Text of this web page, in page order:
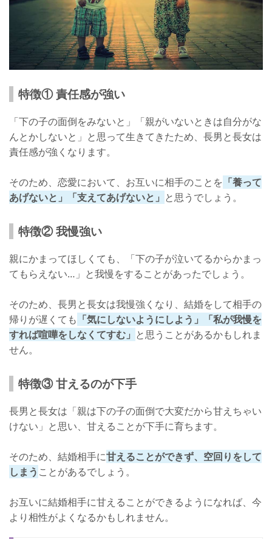
特徴① 責任感が強い
「下の子の面倒をみないと」「親がいないときは自分がな
んとかしないと」と思って生きてきたため、長男と長女は
責任感が強くなります。
そのため、恋愛において、お互いに相手のことを 「養って
あげないと」「支えてあげないと」 と思うでしょう。
特徴② 我慢強い
親にかまってほしくても、「下の子が泣いてるからかまっ
てもらえない…」と我慢をすることがあったでしょう。
そのため、長男と長女は我慢強くなり、結婚をして相手の
帰りが遅くても 「気にしないようにしよう」「私が我慢を
すれば喧嘩をしなくてすむ」 と思うことがあるかもしれま
せん。
特徴③ 甘えるのが下手
長男と長女は「親は下の子の面倒で大変だから甘えちゃい
けない」と思い、甘えることが下手に育ちます。
そのため、結婚相手に甘えることができず、空回りをして
しまう ことがあるでしょう。
お互いに結婚相手に甘えることができるようになれば、今
より相性がよくなるかもしれません。